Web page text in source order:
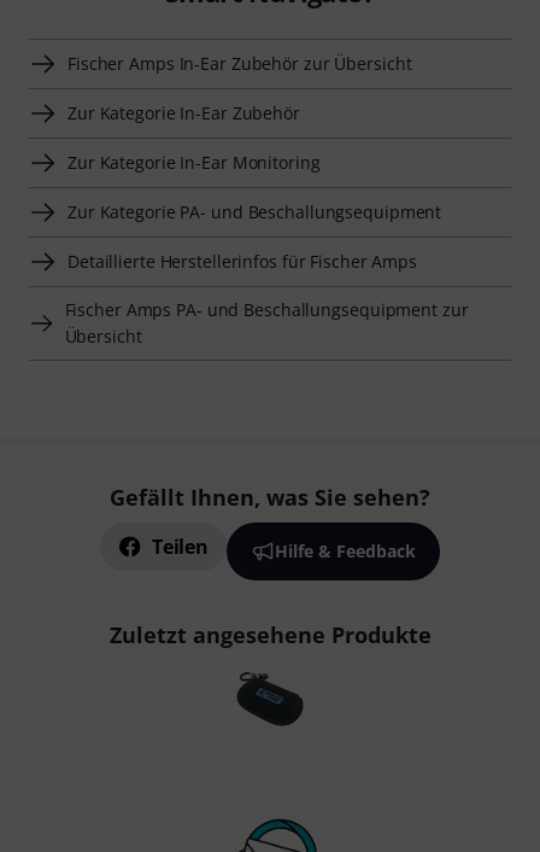
Fischer Amps In-Ear Zubehör zur Übersicht
Zur Kategorie In-Ear Zubehör
Zur Kategorie In-Ear Monitoring
Zur Kategorie PA- und Beschallungsequipment
Detaillierte Herstellerinfos für Fischer Amps
Fischer Amps PA- und Beschallungsequipment zur
Übersicht
Gefällt Ihnen, was Sie sehen?
Teilen Hilfe & Feedback
Zuletzt angesehene Produkte